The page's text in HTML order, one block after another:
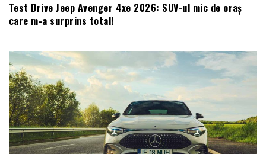
Test Drive Jeep Avenger 4xe 2026: SUV-ul mic de oraș
care m-a surprins total!